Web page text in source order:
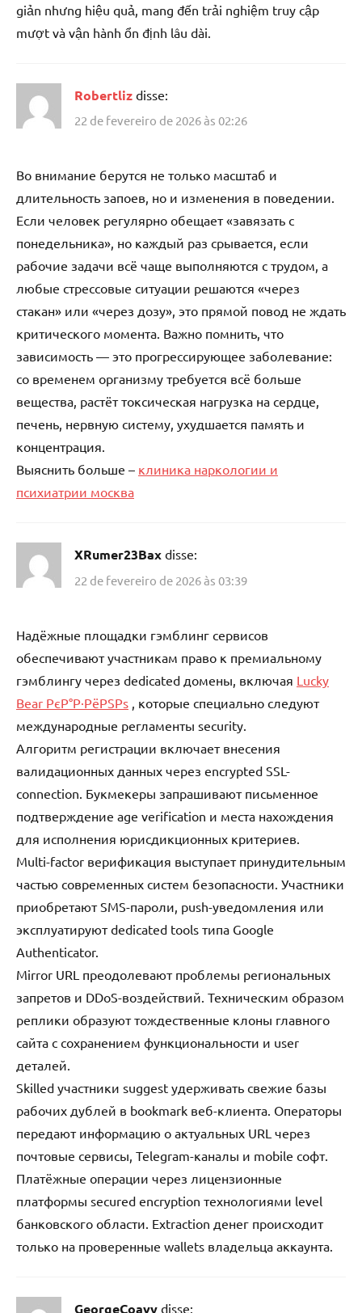
giản nhưng hiệu quả, mang đến trải nghiệm truy cập
mượt và vận hành ổn định lâu dài.
Robertliz disse:
22 de fevereiro de 2026 às 02:26
Во внимание берутся не только масштаб и
длительность запоев, но и изменения в поведении.
Если человек регулярно обещает «завязать с
понедельника», но каждый раз срывается, если
рабочие задачи всё чаще выполняются с трудом, а
любые стрессовые ситуации решаются «через
стакан» или «через дозу», это прямой повод не ждать
критического момента. Важно помнить, что
зависимость — это прогрессирующее заболевание:
со временем организму требуется всё больше
вещества, растёт токсическая нагрузка на сердце,
печень, нервную систему, ухудшается память и
концентрация.
Выяснить больше – клиника наркологии и
психиатрии москва
XRumer23Bax disse:
22 de fevereiro de 2026 às 03:39
Надёжные площадки гэмблинг сервисов
обеспечивают участникам право к премиальному
гэмблингу через dedicated домены, включая Lucky
Bear РєР°Р·РёРЅРѕ , которые специально следуют
международные регламенты security.
Алгоритм регистрации включает внесения
валидационных данных через encrypted SSL-
connection. Букмекеры запрашивают письменное
подтверждение age verification и места нахождения
для исполнения юрисдикционных критериев.
Multi-factor верификация выступает принудительным
частью современных систем безопасности. Участники
приобретают SMS-пароли, push-уведомления или
эксплуатируют dedicated tools типа Google
Authenticator.
Mirror URL преодолевают проблемы региональных
запретов и DDoS-воздействий. Техническим образом
реплики образуют тождественные клоны главного
сайта с сохранением функциональности и user
деталей.
Skilled участники suggest удерживать свежие базы
рабочих дублей в bookmark веб-клиента. Операторы
передают информацию о актуальных URL через
почтовые сервисы, Telegram-каналы и mobile софт.
Платёжные операции через лицензионные
платформы secured encryption технологиями level
банковского области. Extraction денег происходит
только на проверенные wallets владельца аккаунта.
GeorgeCoavy disse: